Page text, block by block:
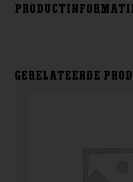
GERELATEERDE